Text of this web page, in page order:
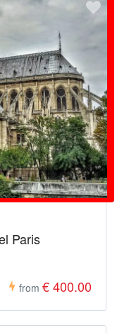
Paris
from € 400.00